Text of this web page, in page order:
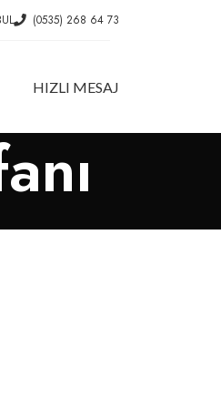
(0535) 268 64 73
HIZLI MESAJ